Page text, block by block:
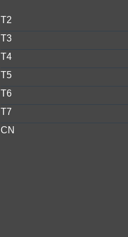
T2
T3
T4
T5
T6
T7
CN